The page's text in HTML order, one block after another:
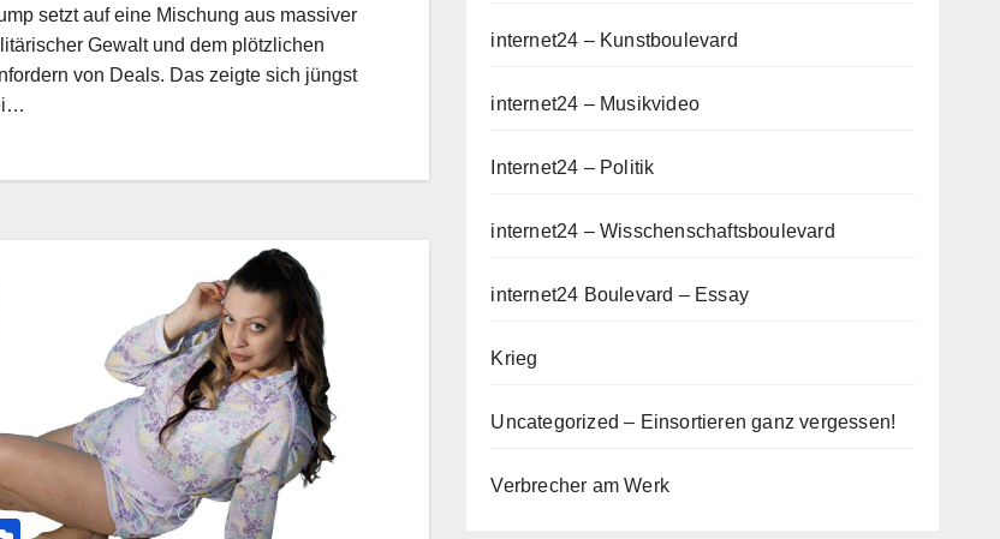
setzt auf eine Mischung aus massiver
Gewalt und dem plötzlichen
von Deals. Das zeigte sich jüngst
internet24 – Kunstboulevard
internet24 – Musikvideo
Internet24 – Politik
internet24 – Wisschenschaftsboulevard
internet24 Boulevard – Essay
Krieg
Uncategorized – Einsortieren ganz vergessen!
Verbrecher am Werk